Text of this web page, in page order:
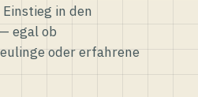
in den
egal ob
oder erfahrene